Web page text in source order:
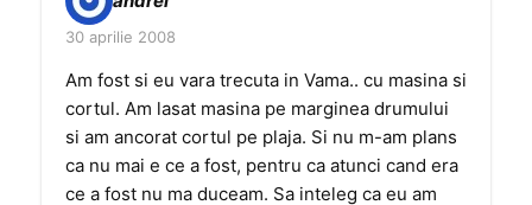
30 aprilie 2008
Am fost si eu vara trecuta in Vama.. cu masina si
cortul. Am lasat masina pe marginea drumului
si am ancorat cortul pe plaja. Si nu m-am plans
ca nu mai e ce a fost, pentru ca atunci cand era
ce a fost nu ma duceam. Sa inteleg ca eu am